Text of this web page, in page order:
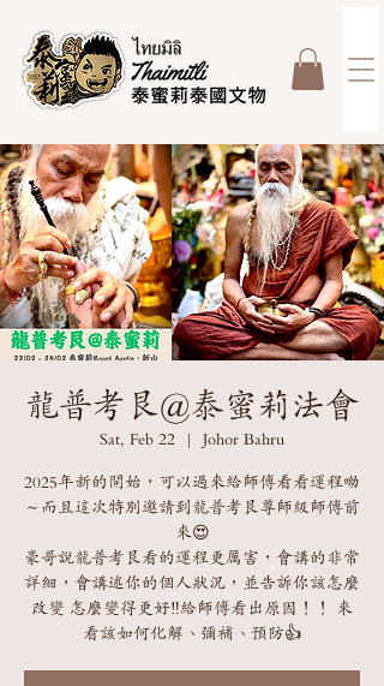
龍普考艮@泰蜜莉法會
Sat, Feb 22
  |
Johor Bahru
2025年新的開始，可以過來給師傅看看運程呦
～而且這次特別邀請到龍普考艮尊師級師傅前
來😍
豪哥說龍普考艮看的運程更厲害，會講的非常
詳細，會講述你的個人狀況，並告訴你該怎麼
改變 怎麼變得更好‼️給師傅看出原因！！ 來
看該如何化解、彌補、預防👍